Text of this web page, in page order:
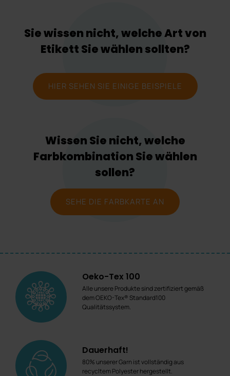
Sie wissen nicht, welche Art von
Etikett Sie wählen sollten?
HIER SEHEN SIE EINIGE BEISPIELE
Wissen Sie nicht, welche
Farbkombination Sie wählen
sollen?
SEHE DIE FARBKARTE AN
Oeko-Tex 100
Alle unsere Produkte sind zertifiziert gemäß
dem OEKO-Tex® Standard100
Qualitätssystem.
Dauerhaft!
80% unserer Garn ist vollständig aus
recycltem Polyester hergestellt.